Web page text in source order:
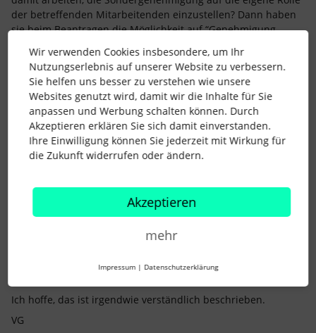
der betreffenden Mitarbeitenden einzustellen? Dann haben
sie beim Beantragen die Möglichkeit auf “Genehmigung
(und auch die Löschung) selber freigeben.
Beispiel:
Max Mustermann hat die Rolle “Selbstfreigeber”
Der Sondergenehmigungsprozess ist eingestellt auf
“Mitarbeiter in Rolle” und “Selbstfreigeber”.
Lösung 2:
finde: Man kann ja beliebig viele Rollen anlegen und einem
Mitarbeiter auch beliebig viele Rollen zuweisen. Du könntest
allen Personenen, die ihren Urlaub selber freigeben sollen,
die neue Rolle “Selbstfreigeber” zuweisen. Diese könnte dann
enthalten, dann sparst du dir das ganze Genehmigungs-
Ich hoffe, das ist irgendwie verständlich beschrieben.
VG
Wir verwenden Cookies insbesondere, um Ihr
Nutzungserlebnis auf unserer Website zu verbessern.
Sie helfen uns besser zu verstehen wie unsere
Websites genutzt wird, damit wir die Inhalte für Sie
anpassen und Werbung schalten können. Durch
Akzeptieren erklären Sie sich damit einverstanden.
Ihre Einwilligung können Sie jederzeit mit Wirkung für
die Zukunft widerrufen oder ändern.
Akzeptieren
mehr
Impressum | Datenschutzerklärung